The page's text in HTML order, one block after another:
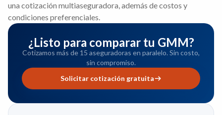
una cotización multiaseguradora, además de costos y
condiciones preferenciales.
¿Listo para comparar tu GMM?
Cotizamos más de 15 aseguradoras en paralelo. Sin costo,
sin compromiso.
Solicitar cotización gratuita